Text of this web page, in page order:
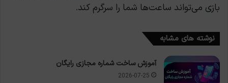
بازی می‌تواند ساعت‌ها شما را سرگرم کند.
نوشته های مشابه
آموزش ساخت شماره مجازی رایگان
2026-07-25